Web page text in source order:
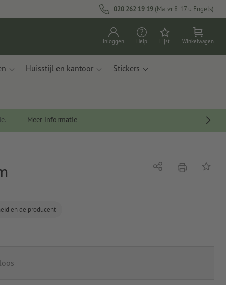
020 262 19 19 (Ma-vr 8-17 u Engels)
Inloggen Help Lijst Winkelwagen
Huisstijl en kantoor Stickers
Meer informatie
en de producent
Delen afdrukkenOp de